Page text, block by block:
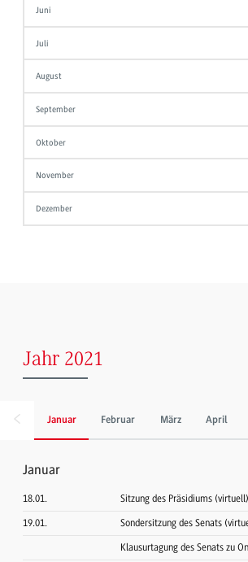
Juni
Juli
August
September
Oktober
November
Dezember
Jahr 2021
Januar Februar März April
Januar
18.01. Sitzung des Präsidiums (virtuell)
19.01. Sondersitzung des Senats
Klausurtagung des Senats zu